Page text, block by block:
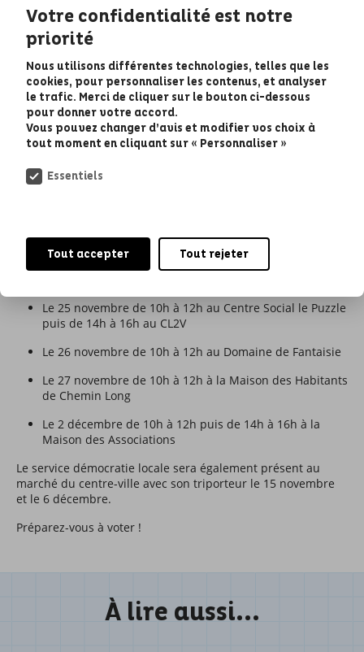
organisera des permanences pour accompagner celles et
ceux qui le souhaiteront à voter sur une tablette numérique
à la Maison des associations et dans les Maisons des
habitants de la ville aux dates suivantes :
Le 13 novembre de 10h à 12h puis de 14h à 16h dans le
hall de la Maison des Associations
Le 18 novembre de 10h à 12h à la Maison des Habitants
de Beutre
Le 19 novembre de 14h à 16h à la Maison des Habitants
Associations
Le 24 novembre de 14h à 16h à la Maison des Habitants
Le 25 novembre de 10h à 12h au Centre Social le Puzzle
puis de 14h à 16h au CL2V
Le 26 novembre de 10h à 12h au Domaine de Fantaisie
Le 27 novembre de 10h à 12h à la Maison des Habitants
de Chemin Long
Le 2 décembre de 10h à 12h puis de 14h à 16h à la
Maison des Associations
Le service démocratie locale sera également présent au
marché du centre-ville avec son triporteur le 15 novembre
et le 6 décembre.
Préparez-vous à voter !
À lire aussi...
Votre confidentialité est notre
priorité
Nous utilisons différentes technologies, telles que les
cookies, pour personnaliser les contenus, et analyser
le trafic. Merci de cliquer sur le bouton ci-dessous
pour donner votre accord.
Vous pouvez changer d’avis et modifier vos choix à
tout moment en cliquant sur « Personnaliser »
Essentiels
Tout accepter Tout rejeter